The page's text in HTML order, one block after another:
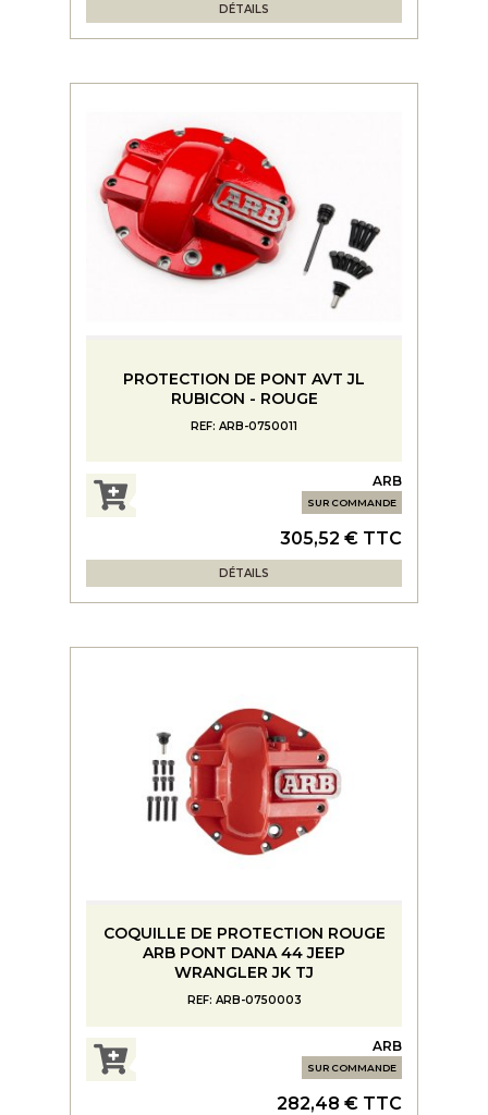
DÉTAILS
PROTECTION DE PONT AVT JL
RUBICON - ROUGE
REF: ARB-0750011
ARB
SUR COMMANDE
305,52 € TTC
DÉTAILS
COQUILLE DE PROTECTION ROUGE
ARB PONT DANA 44 JEEP
WRANGLER JK TJ
REF: ARB-0750003
ARB
SUR COMMANDE
282,48 € TTC